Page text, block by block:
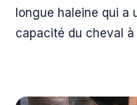
longue haleine qui a
capacité du cheval à